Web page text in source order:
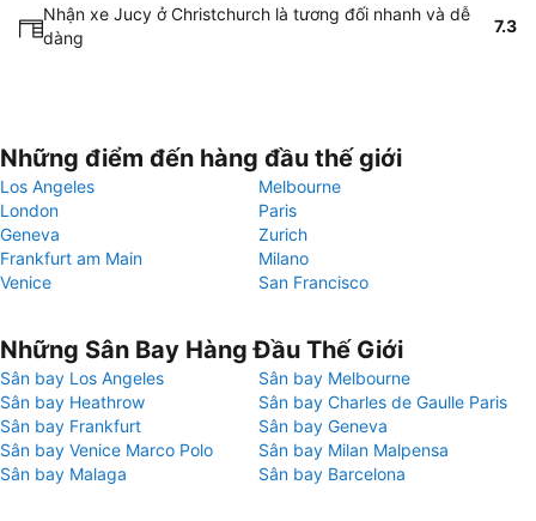
Nhận xe Jucy ở Christchurch là tương đối nhanh và dễ
dàng
7.3
Những điểm đến hàng đầu thế giới
Los Angeles
Melbourne
London
Paris
Geneva
Zurich
Frankfurt am Main
Milano
Venice
San Francisco
Những Sân Bay Hàng Đầu Thế Giới
Sân bay Los Angeles
Sân bay Melbourne
Sân bay Heathrow
Sân bay Charles de Gaulle Paris
Sân bay Frankfurt
Sân bay Geneva
Sân bay Venice Marco Polo
Sân bay Milan Malpensa
Sân bay Malaga
Sân bay Barcelona